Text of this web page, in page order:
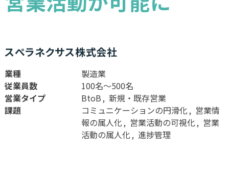
スぺラネクサス株式会社
業種
製造業
従業員数
100名〜500名
営業タイプ
BtoB
新規・既存営業
課題
コミュニケーションの円滑化
営業情
報の属人化
営業活動の可視化
営業
活動の属人化
進捗管理